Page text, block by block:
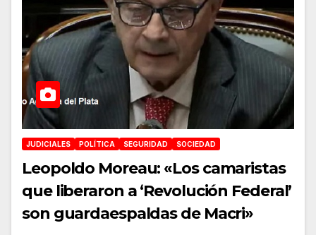
JUDICIALES POLÍTICA SEGURIDAD SOCIEDAD
Leopoldo Moreau: «Los camaristas
que liberaron a ‘Revolución Federal’
son guardaespaldas de Macri»